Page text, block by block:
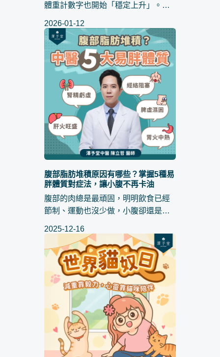
體重計數字也開始「穩定上升」。在
就是：「冬天這麼冷，基礎代謝是不
是變慢了？」、「冬天就是想吃熱騰
騰的火鍋，怎麼可能瘦得下來？」 ...
2026-01-12
腹部脂肪堆積原因有哪些？掌握5種易
胖體質對症法，讓小腹不再卡油
腹部的肉總是最頑固，明明飲食已經
節制、運動也沒少做，小腹卻還是像
只有一個原因，就是吃太多、消耗太
少，但實際上， 腹部脂肪堆積原因 遠
比想像複雜。 尤其從中醫的角...
2025-12-16